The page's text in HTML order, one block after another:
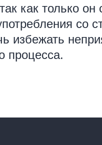
как только он
со
избежать
процесса.